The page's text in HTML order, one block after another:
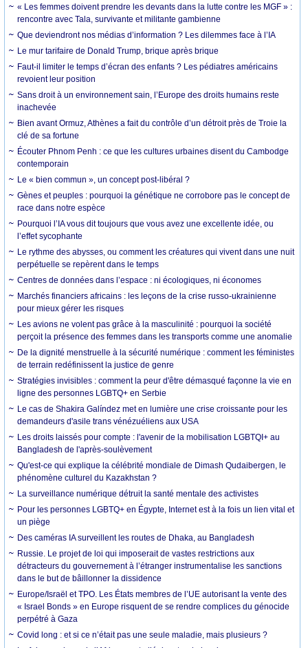
« Les femmes doivent prendre les devants dans la lutte contre les MGF » :
rencontre avec Tala, survivante et militante gambienne
Que deviendront nos médias d’information ? Les dilemmes face à l’IA
Le mur tarifaire de Donald Trump, brique après brique
Faut-il limiter le temps d’écran des enfants ? Les pédiatres américains
revoient leur position
Sans droit à un environnement sain, l’Europe des droits humains reste
inachevée
Bien avant Ormuz, Athènes a fait du contrôle d’un détroit près de Troie la
clé de sa fortune
Écouter Phnom Penh : ce que les cultures urbaines disent du Cambodge
contemporain
Le « bien commun », un concept post-libéral ?
Gènes et peuples : pourquoi la génétique ne corrobore pas le concept de
race dans notre espèce
Pourquoi l’IA vous dit toujours que vous avez une excellente idée, ou
l’effet sycophante
Le rythme des abysses, ou comment les créatures qui vivent dans une nuit
perpétuelle se repèrent dans le temps
Centres de données dans l’espace : ni écologiques, ni économes
Marchés financiers africains : les leçons de la crise russo-ukrainienne
pour mieux gérer les risques
Les avions ne volent pas grâce à la masculinité : pourquoi la société
perçoit la présence des femmes dans les transports comme une anomalie
De la dignité menstruelle à la sécurité numérique : comment les féministes
de terrain redéfinissent la justice de genre
Stratégies invisibles : comment la peur d'être démasqué façonne la vie en
ligne des personnes LGBTQ+ en Serbie
Le cas de Shakira Galíndez met en lumière une crise croissante pour les
demandeurs d'asile trans vénézuéliens aux USA
Les droits laissés pour compte : l'avenir de la mobilisation LGBTQI+ au
Bangladesh de l'après-soulèvement
Qu'est-ce qui explique la célébrité mondiale de Dimash Qudaibergen, le
phénomène culturel du Kazakhstan ?
La surveillance numérique détruit la santé mentale des activistes
Pour les personnes LGBTQ+ en Égypte, Internet est à la fois un lien vital et
un piège
Des caméras IA surveillent les routes de Dhaka, au Bangladesh
Russie. Le projet de loi qui imposerait de vastes restrictions aux
détracteurs du gouvernement à l’étranger instrumentalise les sanctions
dans le but de bâillonner la dissidence
Europe/Israël et TPO. Les États membres de l’UE autorisant la vente des
« Israel Bonds » en Europe risquent de se rendre complices du génocide
perpétré à Gaza
Covid long : et si ce n’était pas une seule maladie, mais plusieurs ?